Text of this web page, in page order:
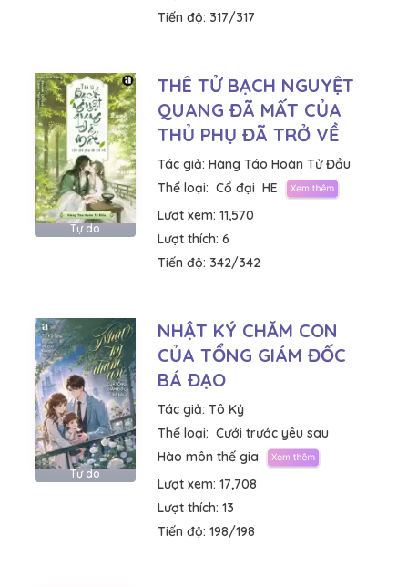
Tiến độ: 317/317
Tự do
THÊ TỬ BẠCH NGUYỆT
QUANG ĐÃ MẤT CỦA
THỦ PHỤ ĐÃ TRỞ VỀ
Tác giả: Hàng Táo Hoàn Tử Đầu
Thể loại: Cổ đại HE
Lượt xem: 11,570
Lượt thích: 6
Tiến độ: 342/342
Tự do
NHẬT KÝ CHĂM CON
CỦA TỔNG GIÁM ĐỐC
BÁ ĐẠO
Tác giả: Tô Kỷ
Thể loại: Cưới trước yêu sau
Hào môn thế gia
Lượt xem: 17,708
Lượt thích: 13
Tiến độ: 198/198